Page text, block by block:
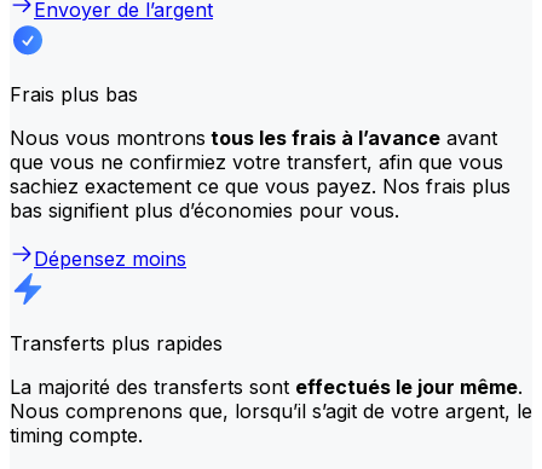
Envoyer de l’argent
Frais plus bas
Nous vous montrons tous les frais à l’avance avant
que vous ne confirmiez votre transfert, afin que vous
sachiez exactement ce que vous payez. Nos frais plus
bas signifient plus d’économies pour vous.
Dépensez moins
Transferts plus rapides
La majorité des transferts sont effectués le jour même.
Nous comprenons que, lorsqu’il s’agit de votre argent, le
timing compte.